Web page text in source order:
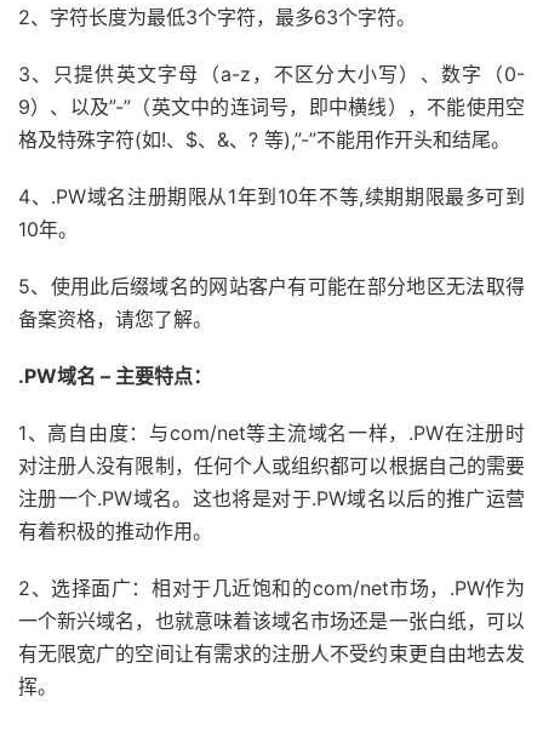
2、字符长度为最低3个字符，最多63个字符。
3、只提供英文字母（a-z，不区分大小写）、数字（0-
9）、以及”-”（英文中的连词号，即中横线），不能使用空
格及特殊字符(如!、$、&、? 等),”-”不能用作开头和结尾。
4、.PW域名注册期限从1年到10年不等,续期期限最多可到
10年。
5、使用此后缀域名的网站客户有可能在部分地区无法取得
备案资格，请您了解。
.PW域名 – 主要特点：
1、高自由度：与com/net等主流域名一样，.PW在注册时
对注册人没有限制，任何个人或组织都可以根据自己的需要
注册一个.PW域名。这也将是对于.PW域名以后的推广运营
有着积极的推动作用。
2、选择面广：相对于几近饱和的com/net市场，.PW作为
一个新兴域名，也就意味着该域名市场还是一张白纸，可以
有无限宽广的空间让有需求的注册人不受约束更自由地去发
挥。